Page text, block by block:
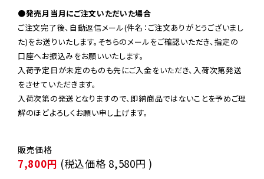
●発売月当月にご注文いただいた場合
ご注文完了後、自動返信メール(件名：ご注文ありがとうございまし
た)をお送りいたします。そちらのメールをご確認いただき、指定の
口座へお振込みをお願いいたします。
入荷予定日が未定のものも先にご入金をいただき、入荷次第発送
をさせていただきます。
入荷次第の発送となりますので、即納商品ではないことを予めご理
解のほどよろしくお願い申し上げます。
7,800円 (税込価格 8,580円 )